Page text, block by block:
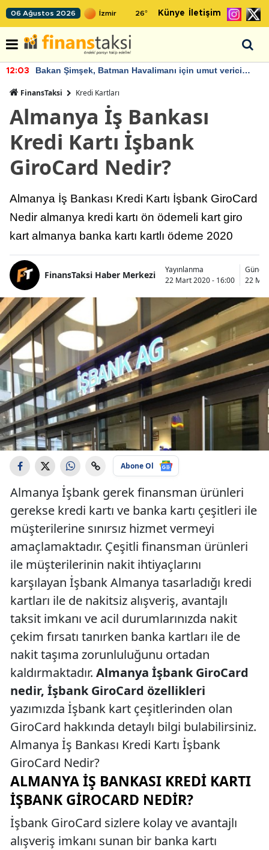
06 Ağustos 2026 26° Künye İletişim
12:03
Bakan Şimşek, Batman Havalimanı için umut verici
FinansTaksi Kredi Kartları
Almanya İş Bankası
Kredi Kartı İşbank
GiroCard Nedir?
Almanya İş Bankası Kredi Kartı İşbank GiroCard
Nedir almanya kredi kartı ön ödemeli kart giro
kart almanya banka kartı kartlı ödeme 2020
FinansTaksi Haber Merkezi
Yayınlanma
22 Mart 2020 - 16:00
22
Abone Ol
Almanya İşbank gerek finansman ürünleri
gerekse kredi kartı ve banka kartı çeşitleri ile
müşterilerine sınırsız hizmet vermeyi
amaçlamaktadır. Çeşitli finansman ürünleri
ile müşterilerinin nakit ihtiyaçlarını
karşılayan İşbank Almanya tasarladığı kredi
kartları ile de nakitsiz alışveriş, avantajlı
taksit imkanı ve acil durumlarınızda nakit
çekim fırsatı tanırken banka kartları ile de
nakit taşıma zorunluluğunu ortadan
kaldırmaktadır. Almanya İşbank GiroCard
nedir, İşbank GiroCard özellikleri
yazımızda İşbank kart çeşitlerinden olan
GiroCard hakkında detaylı bilgi bulabilirsiniz.
Almanya İş Bankası Kredi Kartı İşbank
GiroCard Nedir?
ALMANYA İŞ BANKASI KREDI KARTI
İŞBANK GIROCARD NEDIR?
İşbank GiroCard sizlere kolay ve avantajlı
alışveriş imkanı sunan bir banka kartı